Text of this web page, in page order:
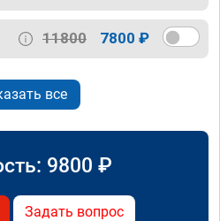
11800 7800 ₽
все
9800 ₽
Задать вопрос